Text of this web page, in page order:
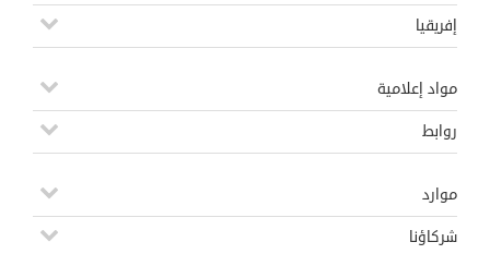
إفريقيا
مواد إعلامية
روابط
موارد
شركاؤنا